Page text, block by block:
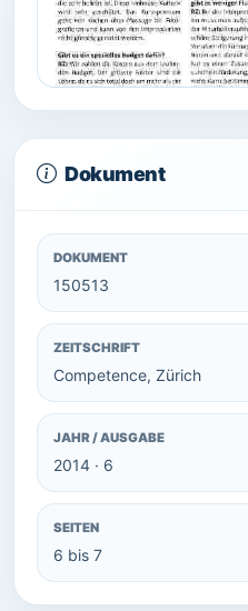
Dokument
DOKUMENT
150513
ZEITSCHRIFT
Competence, Zürich
JAHR / AUSGABE
2014 · 6
SEITEN
6 bis 7